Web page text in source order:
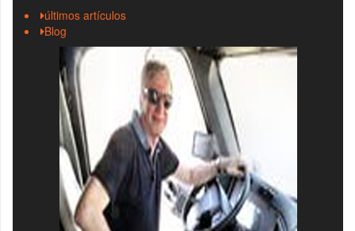
últimos artículos
Blog